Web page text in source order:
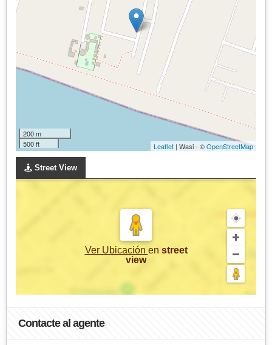
200 m
500 ft
Leaflet | Wasi - ©OpenStreetMap
Street View
Ver Ubicación en street
view
Contacte al agente